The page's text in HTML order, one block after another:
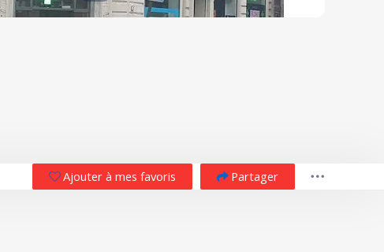
Ajouter à mes favoris Partager